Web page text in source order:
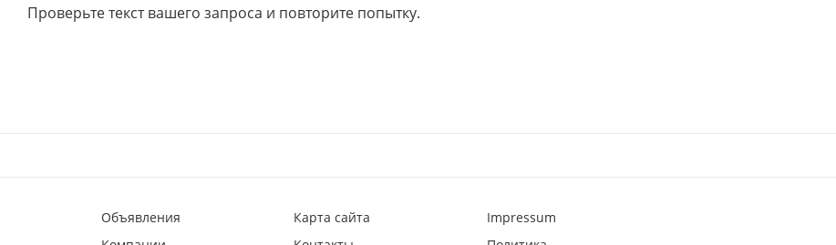
Проверьте текст вашего запроса и повторите попытку.
Объявления
Карта сайта
Impressum